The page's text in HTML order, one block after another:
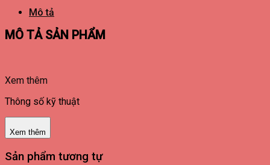
Mô tả
MÔ TẢ SẢN PHẨM
Xem thêm
Thông số kỹ thuật
Xem thêm
Sản phẩm tương tự